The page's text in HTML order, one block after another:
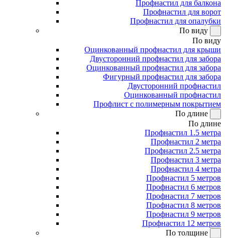
Профнастил для балкона
Профнастил для ворот
Профнастил для опалубки
По виду
По виду
Оцинкованный профнастил для крыши
Двусторонний профнастил для забора
Оцинкованный профнастил для забора
Фигурный профнастил для забора
Двусторонний профнастил
Оцинкованный профнастил
Профлист с полимерным покрытием
По длине
По длине
Профнастил 1.5 метра
Профнастил 2 метра
Профнастил 2.5 метра
Профнастил 3 метра
Профнастил 4 метра
Профнастил 5 метров
Профнастил 6 метров
Профнастил 7 метров
Профнастил 8 метров
Профнастил 9 метров
Профнастил 12 метров
По толщине